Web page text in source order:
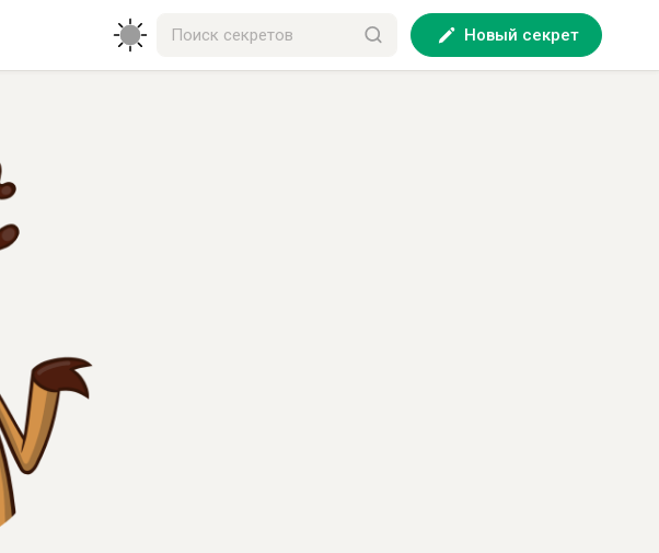
Новый секрет